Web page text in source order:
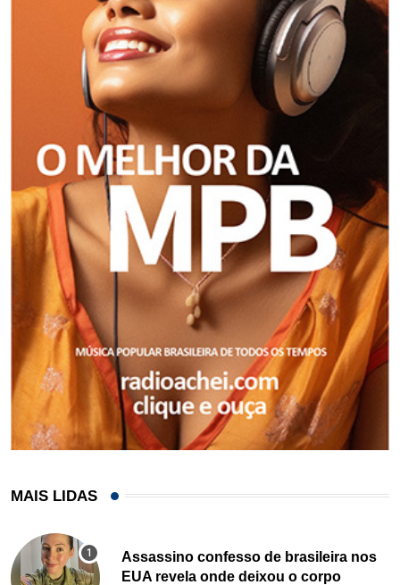
MAIS LIDAS
Assassino confesso de brasileira nos
EUA revela onde deixou o corpo